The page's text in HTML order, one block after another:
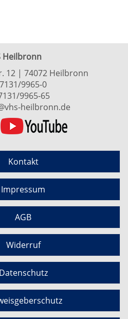
Heilbronn
12 | 74072 Heilbronn
9965-0
9965-65
heilbronn.de
Kontakt
Impressum
AGB
Widerruf
Datenschutz